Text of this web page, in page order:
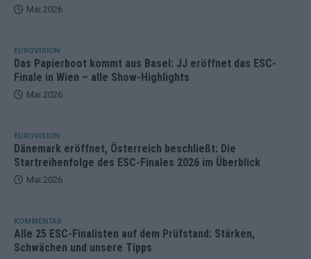
Mai 2026
EUROVISION
Das Papierboot kommt aus Basel: JJ eröffnet das ESC-
Finale in Wien – alle Show-Highlights
Mai 2026
EUROVISION
Dänemark eröffnet, Österreich beschließt: Die
Startreihenfolge des ESC-Finales 2026 im Überblick
Mai 2026
KOMMENTAR
Alle 25 ESC-Finalisten auf dem Prüfstand: Stärken,
Schwächen und unsere Tipps